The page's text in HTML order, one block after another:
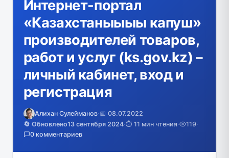
Интернет-портал
«Казахстаныыыы капуш»
производителей товаров,
работ и услуг (ks.gov.kz) –
личный кабинет, вход и
регистрация
Алихан Сулейманов·📅 08.07.2022
🔄 Обновлено13 сентября 2024·⏱️ 11 мин чтения· 119·
0 комментариев